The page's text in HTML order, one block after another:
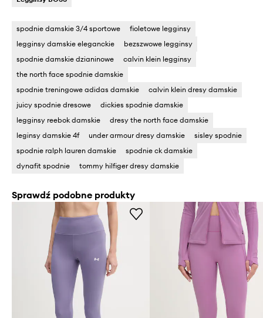
spodnie damskie 3/4 sportowe
fioletowe legginsy
legginsy damskie eleganckie
bezszwowe legginsy
spodnie damskie dzianinowe
calvin klein legginsy
the north face spodnie damskie
spodnie treningowe adidas damskie
calvin klein dresy damskie
juicy spodnie dresowe
dickies spodnie damskie
legginsy reebok damskie
dresy the north face damskie
leginsy damskie 4f
under armour dresy damskie
sisley spodnie
spodnie ralph lauren damskie
spodnie ck damskie
dynafit spodnie
tommy hilfiger dresy damskie
Sprawdź podobne produkty